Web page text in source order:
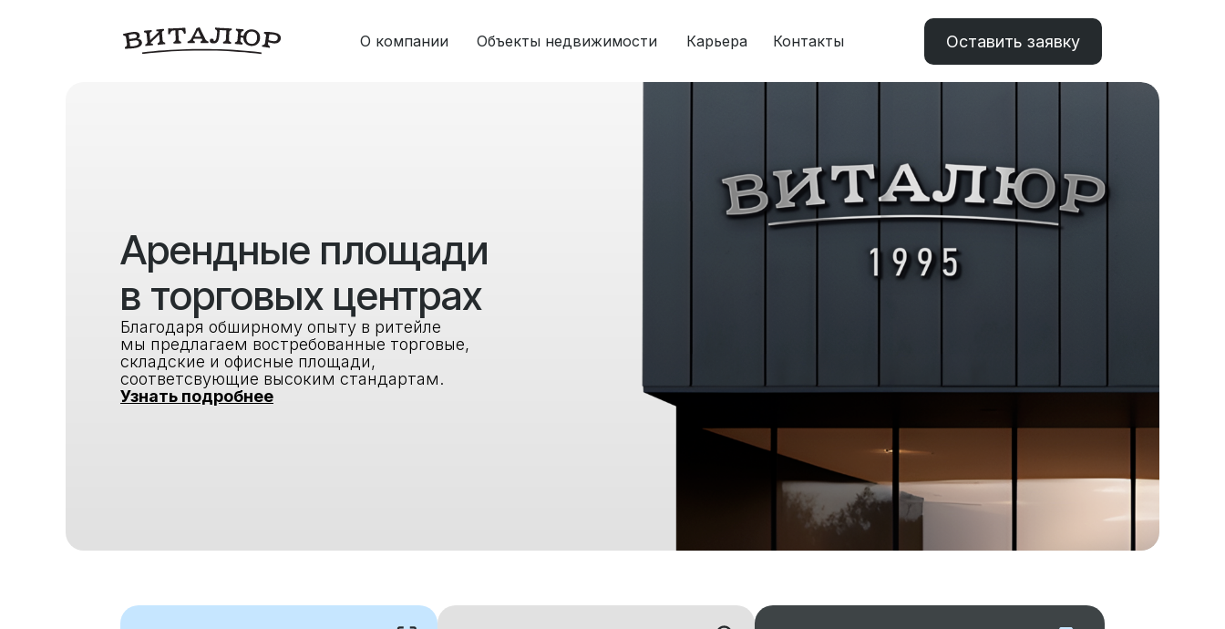
О компании Объекты недвижимости Карьера Контакты Оставить заявку
Арендные площади
в торговых центрах
Благодаря обширному опыту в ритейле
мы предлагаем востребованные торговые,
складские и офисные площади,
соответсвующие высоким стандартам.
Узнать подробнее